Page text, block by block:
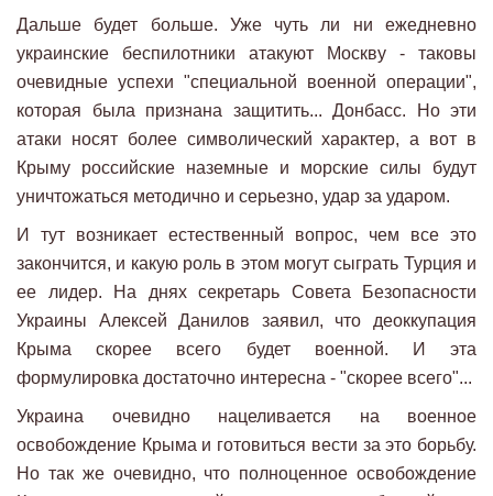
Дальше будет больше. Уже чуть ли ни ежедневно
украинские беспилотники атакуют Москву - таковы
очевидные успехи "специальной военной операции",
которая была признана защитить... Донбасс. Но эти
атаки носят более символический характер, а вот в
Крыму российские наземные и морские силы будут
уничтожаться методично и серьезно, удар за ударом.
И тут возникает естественный вопрос, чем все это
закончится, и какую роль в этом могут сыграть Турция и
ее лидер. На днях секретарь Совета Безопасности
Украины Алексей Данилов заявил, что деоккупация
Крыма скорее всего будет военной. И эта
формулировка достаточно интересна - "скорее всего"...
Украина очевидно нацеливается на военное
освобождение Крыма и готовиться вести за это борьбу.
Но так же очевидно, что полноценное освобождение